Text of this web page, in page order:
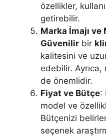
özellikler,
getirebilir.
Marka İmajı
Güvenilir bir
kalitesini ve
edebilir.
de önemlidir.
Fiyat ve Bütçe:
model ve
Bütçenizi
seçenek